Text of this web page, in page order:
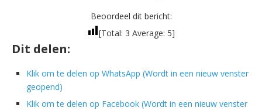
Beoordeel dit bericht:
[Total: 3 Average: 5]
Dit delen:
Klik om te delen op WhatsApp (Wordt in een nieuw venster
geopend)
Klik om te delen op Facebook (Wordt in een nieuw venster